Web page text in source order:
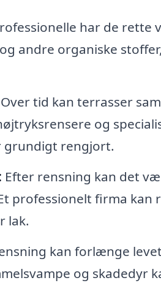
har de
andre organiske
Over tid kan terrasser
og
grundigt rengjort.
Efter rensning kan det
professionelt firma kan
lak.
kan forlænge
og skadedyr